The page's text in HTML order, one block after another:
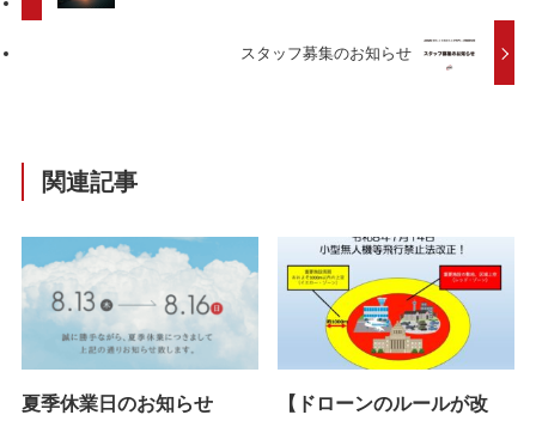
スタッフ募集のお知らせ
関連記事
夏季休業日のお知らせ 【ドローンのルールが改